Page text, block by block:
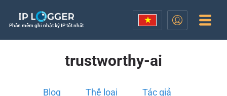
Phần mềm ghi nhật ký IP tốt nhất
trustworthy-ai
Blog Thể loại Tác giả